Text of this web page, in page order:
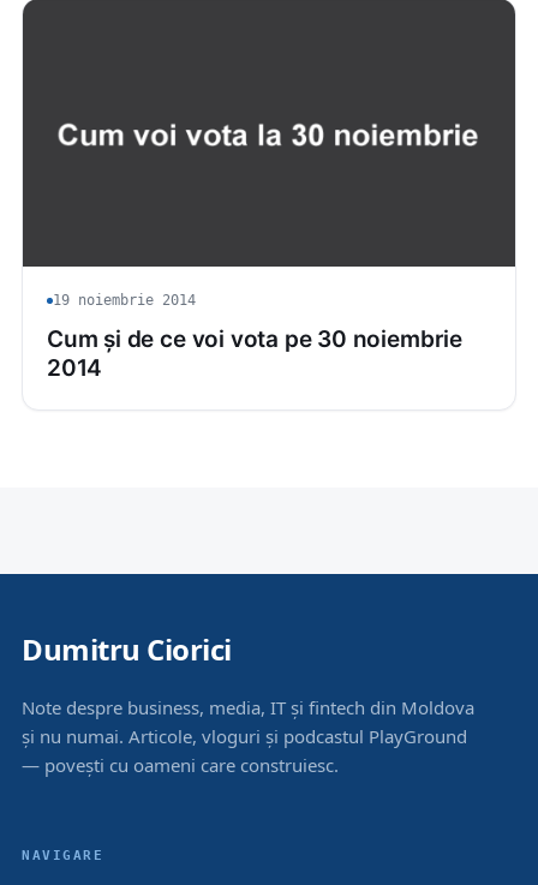
19 noiembrie 2014
Cum și de ce voi vota pe 30 noiembrie
2014
Dumitru Ciorici
Note despre business, media, IT și fintech din Moldova
și nu numai. Articole, vloguri și podcastul PlayGround
— povești cu oameni care construiesc.
NAVIGARE